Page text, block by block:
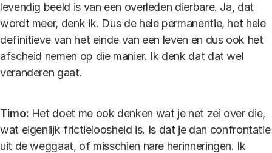
levendig beeld is van een overleden dierbare. Ja, dat
wordt meer, denk ik. Dus de hele permanentie, het hele
definitieve van het einde van een leven en dus ook het
afscheid nemen op die manier. Ik denk dat dat wel
veranderen gaat.
Timo: Het doet me ook denken wat je net zei over die,
wat eigenlijk frictieloosheid is. Is dat je dan confrontatie
uit de weggaat, of misschien nare herinneringen. Ik